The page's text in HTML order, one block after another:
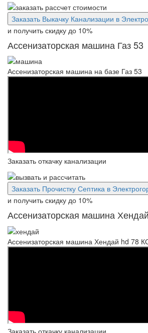
Заказать Выкачку Канализации в
и получить скидку до 10%
Ассенизаторская машина Газ 53
Ассенизаторская машина на базе Газ 53
Заказать откачку канализации
Заказать Прочистку Септика в
и получить скидку до 10%
Ассенизаторская машина
Ассенизаторская машина Хендай hd 78
Заказать откачку канализации